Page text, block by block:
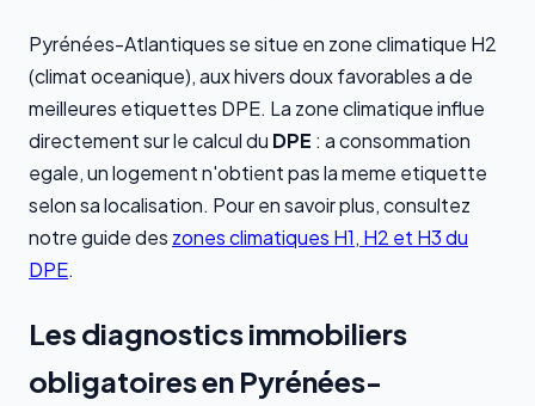
Pyrénées-Atlantiques se situe en zone climatique H2
(climat oceanique), aux hivers doux favorables a de
meilleures etiquettes DPE. La zone climatique influe
directement sur le calcul du DPE : a consommation
egale, un logement n'obtient pas la meme etiquette
selon sa localisation. Pour en savoir plus, consultez
notre guide des zones climatiques H1, H2 et H3 du
DPE.
Les diagnostics immobiliers
obligatoires en Pyrénées-